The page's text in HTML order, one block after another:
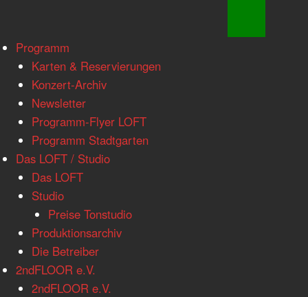
www.loftkoeln.de
navigation
Skip
content
Programm
Karten & Reservierungen
Konzert-Archiv
Newsletter
Programm-Flyer LOFT
Programm Stadtgarten
Das LOFT / Studio
Das LOFT
Studio
Preise Tonstudio
Produktionsarchiv
Die Betreiber
2ndFLOOR e.V.
2ndFLOOR e.V.